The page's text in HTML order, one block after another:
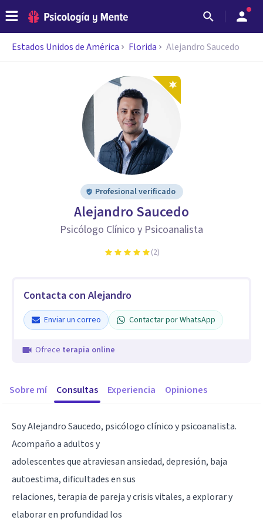
Estados Unidos de América Florida Alejandro Saucedo
Profesional verificado
Alejandro Saucedo
Psicólogo Clínico y Psicoanalista
(2)
Contacta con Alejandro
Enviar un correo Contactar por WhatsApp
Ofrece terapia online
Sobre mí Consultas Experiencia Opiniones
Soy Alejandro Saucedo, psicólogo clínico y psicoanalista.
Acompaño a adultos y
adolescentes que atraviesan ansiedad, depresión, baja
autoestima, dificultades en sus
relaciones, terapia de pareja y crisis vitales, a explorar y
elaborar en profundidad los